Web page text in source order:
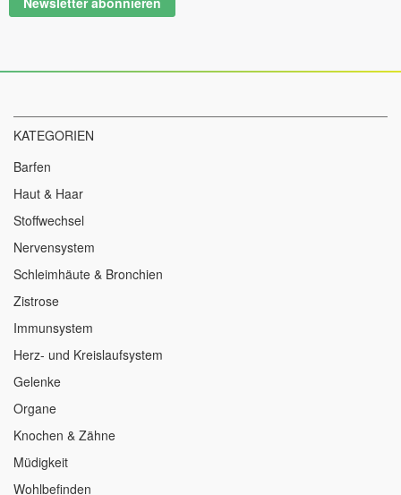
für
KATEGORIEN
Barfen
Haut & Haar
Stoffwechsel
Nervensystem
Schleimhäute & Bronchien
Zistrose
Immunsystem
Herz- und Kreislaufsystem
Gelenke
Organe
Knochen & Zähne
Müdigkeit
Wohlbefinden